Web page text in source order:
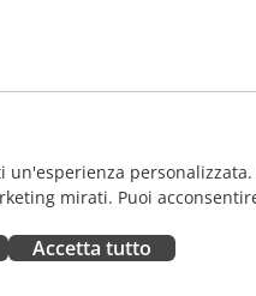
mirati. Puoi
Accetta tutto